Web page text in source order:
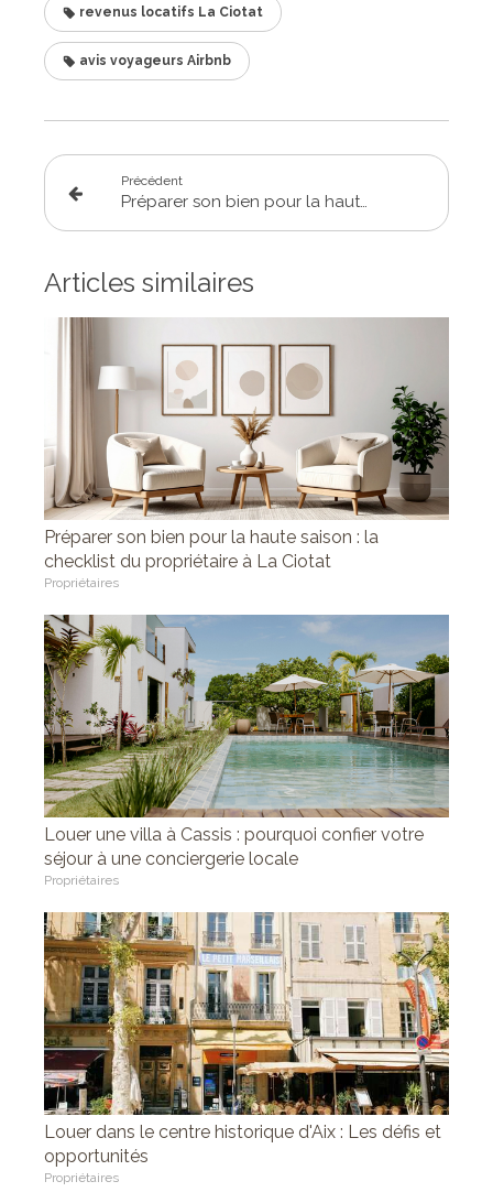
revenus locatifs La Ciotat
avis voyageurs Airbnb
Précédent
Préparer son bien pour la haute saison : la checklist du propriétaire à La Ciotat
Articles similaires
Préparer son bien pour la haute saison : la
checklist du propriétaire à La Ciotat
Propriétaires
Louer une villa à Cassis : pourquoi confier votre
séjour à une conciergerie locale
Propriétaires
Louer dans le centre historique d'Aix : Les défis et
opportunités
Propriétaires